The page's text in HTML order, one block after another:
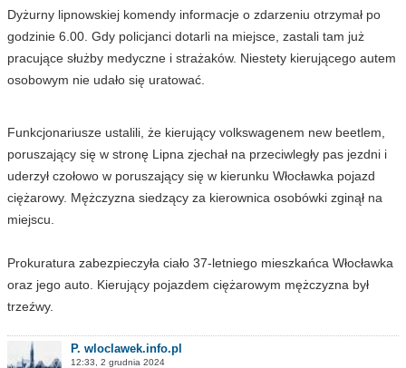
Dyżurny lipnowskiej komendy informacje o zdarzeniu otrzymał po
godzinie 6.00. Gdy policjanci dotarli na miejsce, zastali tam już
pracujące służby medyczne i strażaków. Niestety kierującego autem
osobowym nie udało się uratować.
Funkcjonariusze ustalili, że kierujący volkswagenem new beetlem,
poruszający się w stronę Lipna zjechał na przeciwległy pas jezdni i
uderzył czołowo w poruszający się w kierunku Włocławka pojazd
ciężarowy. Mężczyzna siedzący za kierownica osobówki zginął na
miejscu.
Prokuratura zabezpieczyła ciało 37-letniego mieszkańca Włocławka
oraz jego auto. Kierujący pojazdem ciężarowym mężczyzna był
trzeźwy.
P. wloclawek.info.pl
12:33, 2 grudnia 2024